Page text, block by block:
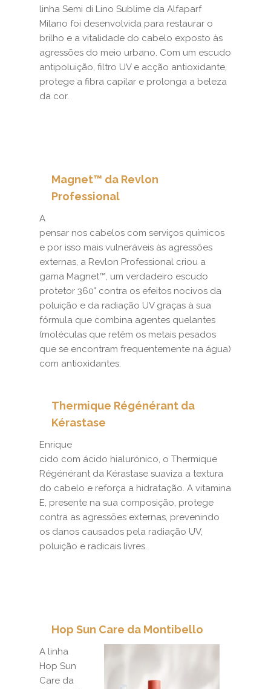
linha Semi di Lino Sublime da Alfaparf
Milano foi desenvolvida para restaurar o
brilho e a vitalidade do cabelo exposto às
agressões do meio urbano. Com um escudo
antipoluição, filtro UV e acção antioxidante,
protege a fibra capilar e prolonga a beleza
da cor.
Magnet™ da Revlon
Professional
A
pensar nos cabelos com serviços químicos
e por isso mais vulneráveis às agressões
externas, a Revlon Professional criou a
gama Magnet™, um verdadeiro escudo
protetor 360° contra os efeitos nocivos da
poluição e da radiação UV graças à sua
fórmula que combina agentes quelantes
(moléculas que retêm os metais pesados
que se encontram frequentemente na água)
com antioxidantes.
Thermique Régénérant da
Kérastase
Enrique
cido com ácido hialurónico, o Thermique
Régénérant da Kérastase suaviza a textura
do cabelo e reforça a hidratação. A vitamina
E, presente na sua composição, protege
contra as agressões externas, prevenindo
os danos causados pela radiação UV,
poluição e radicais livres.
Hop Sun Care da Montibello
A linha
Hop Sun
Care da